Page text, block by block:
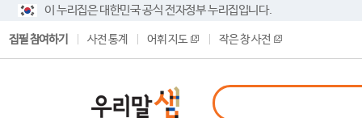
이 누리집은 대한민국 공식 전자정부 누리집입니다.
집필 참여하기 사전 통계 어휘 지도 작은 창 사전